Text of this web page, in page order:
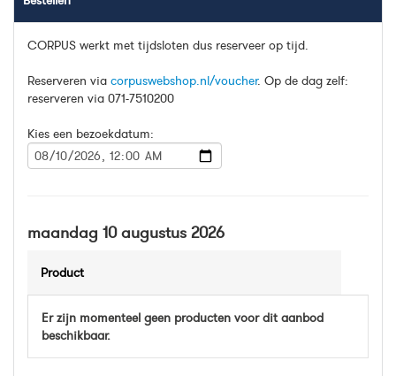
CORPUS werkt met tijdsloten dus reserveer op tijd.
Reserveren via corpuswebshop.nl/voucher. Op de dag zelf:
reserveren via 071-7510200
Kies een bezoekdatum:
maandag 10 augustus 2026
Product
Er zijn momenteel geen producten voor dit aanbod
beschikbaar.